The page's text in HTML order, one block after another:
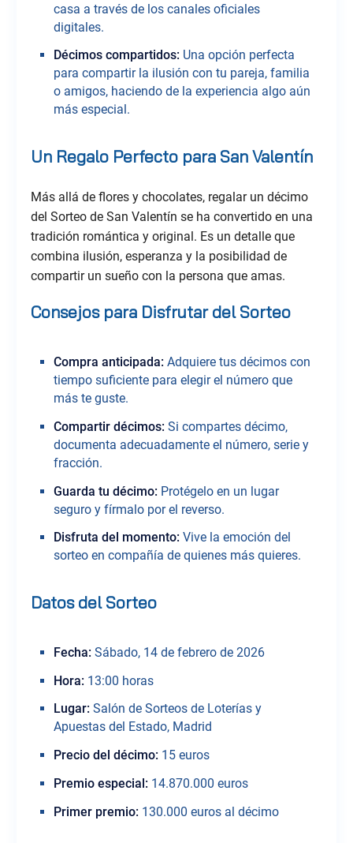
casa a través de los canales oficiales
digitales.
Décimos compartidos:Una opción perfecta
para compartir la ilusión con tu pareja, familia
o amigos, haciendo de la experiencia algo aún
más especial.
Un Regalo Perfecto para San Valentín
Más allá de flores y chocolates, regalar un décimo
del Sorteo de San Valentín se ha convertido en una
tradición romántica y original. Es un detalle que
combina ilusión, esperanza y la posibilidad de
compartir un sueño con la persona que amas.
Consejos para Disfrutar del Sorteo
Compra anticipada:Adquiere tus décimos con
tiempo suficiente para elegir el número que
más te guste.
Compartir décimos:Si compartes décimo,
documenta adecuadamente el número, serie y
fracción.
Guarda tu décimo:Protégelo en un lugar
seguro y fírmalo por el reverso.
Disfruta del momento:Vive la emoción del
sorteo en compañía de quienes más quieres.
Datos del Sorteo
Fecha:Sábado, 14 de febrero de 2026
Hora:13:00 horas
Lugar:Salón de Sorteos de Loterías y
Apuestas del Estado, Madrid
Precio del décimo:15 euros
Premio especial:14.870.000 euros
Primer premio:130.000 euros al décimo